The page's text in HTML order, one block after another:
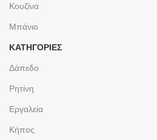
Κουζίνα
Μπάνιο
ΚΑΤΗΓΟΡΙΕΣ
Δάπεδο
Ρητίνη
Εργαλεία
Κήπος